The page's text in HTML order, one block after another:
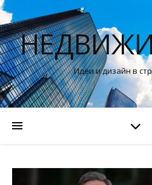
Идеи и дизайн в